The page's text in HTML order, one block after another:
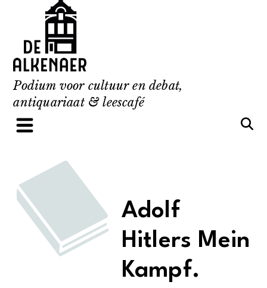
content
Podium voor cultuur en debat,
antiquariaat & leescafé
Adolf
Hitlers Mein
Kampf.